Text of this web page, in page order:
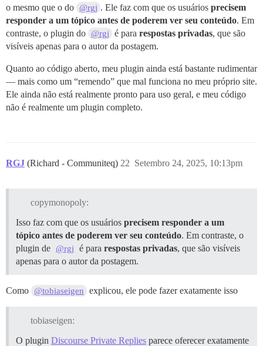
o mesmo que o do @rgj . Ele faz com que os usuáriosprecisem
responder a um tópico antes de poderem ver seu conteúdo. Em
contraste, o plugin do @rgj é pararespostas privadas, que são
visíveis apenas para o autor da postagem.
Quanto ao código aberto, meu plugin ainda está bastante rudimentar
— mais como um “remendo” que mal funciona no meu próprio site.
Ele ainda não está realmente pronto para uso geral, e meu código
não é realmente um plugin completo.
RGJ (Richard - Communiteq) Setembro 24, 2025, 10:13pm
22
copymonopoly:
Isso faz com que os usuários precisem responder a um
tópico antes de poderem ver seu conteúdo. Em contraste, o
plugin de @rgj é pararespostas privadas, que são visíveis
apenas para o autor da postagem.
Como @tobiaseigen explicou, ele pode fazer exatamente isso
tobiaseigen:
O plugin Discourse Private Replies parece oferecer exatamente